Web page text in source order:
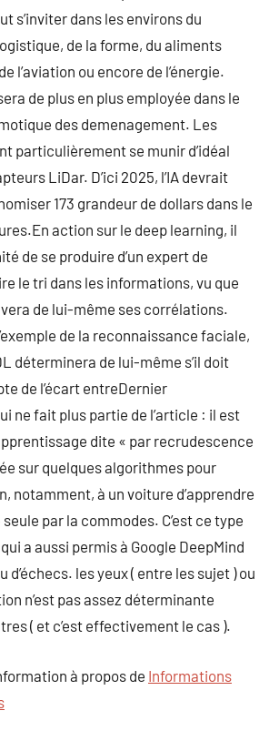
s’inviter dans les environs du
de la forme, du aliments
l’aviation ou encore de l’énergie.
de plus en plus employée dans le
des demenagement. Les
particulièrement se munir d’idéal
LiDar. D’ici 2025, l’IA devrait
173 grandeur de dollars dans le
action sur le deep learning, il
de se produire d’un expert de
le tri dans les informations, vu que
de lui-même ses corrélations.
de la reconnaissance faciale,
déterminera de lui-même s’il doit
de l’écart entreDernier
ne fait plus partie de l’article : il est
dite « par recrudescence
sur quelques algorithmes pour
notamment, à un voiture d’apprendre
par la commodes. C’est ce type
a aussi permis à Google DeepMind
d’échecs. les yeux ( entre les sujet ) ou
n’est pas assez déterminante
( et c’est effectivement le cas ).
à propos de Informations